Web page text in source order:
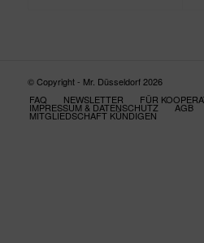
© Copyright - Mr. Düsseldorf 2026
FAQ
NEWSLETTER FÜR
IMPRESSUM & DATENSCHUTZ AGB
MITGLIEDSCHAFT KÜNDIGEN